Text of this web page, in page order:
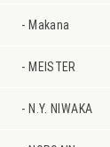
Makana
MEISTER
N.Y. NIWAKA